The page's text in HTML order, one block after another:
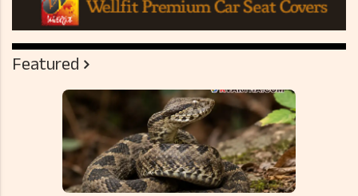
Featured